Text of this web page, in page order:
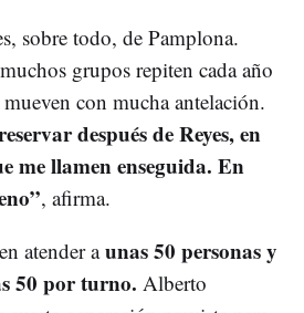
sobre todo, de Pamplona.
grupos repiten cada año
mueven con mucha antelación.
después de Reyes, en
me llamen enseguida. En
, afirma.
atender aunas 50 personas y
50 por turno. Alberto